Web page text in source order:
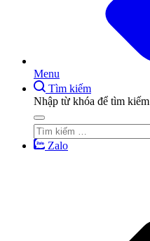
Menu
Tìm kiếm
Nhập từ khóa để tìm kiếm
Zalo